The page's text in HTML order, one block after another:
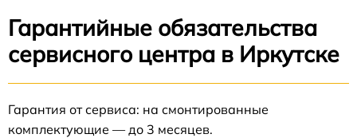
Гарантийные обязательства
сервисного центра в Иркутске
Гарантия от сервиса: на смонтированные
комплектующие — до 3 месяцев.